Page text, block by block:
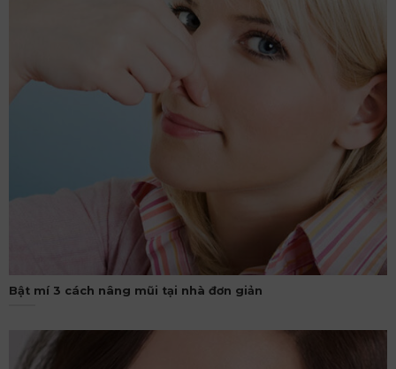
Bật mí 3 cách nâng mũi tại nhà đơn giản